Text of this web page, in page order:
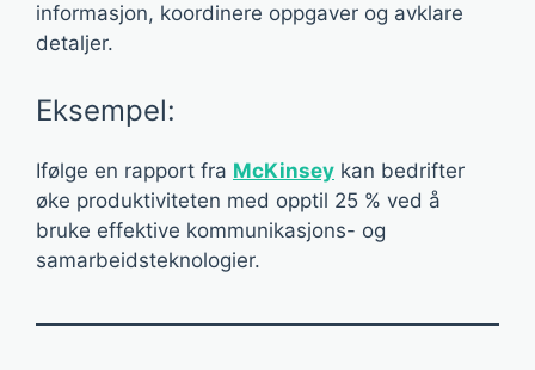
informasjon, koordinere oppgaver og avklare
detaljer.
Eksempel:
Ifølge en rapport fra McKinsey kan bedrifter
øke produktiviteten med opptil 25 % ved å
bruke effektive kommunikasjons- og
samarbeidsteknologier.